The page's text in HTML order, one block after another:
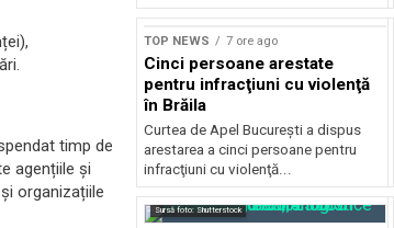
timp de
agențiile și
organizațiile
TOP NEWS 7 ore ago
Cinci persoane arestate
pentru infracţiuni cu violenţă
în Brăila
Curtea de Apel Bucureşti a dispus
arestarea a cinci persoane pentru
infracţiuni cu violenţă...
Sursă foto: Shutterstock